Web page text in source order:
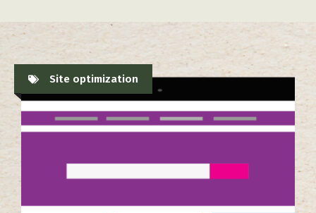
Site optimization